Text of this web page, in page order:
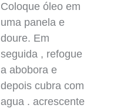
Coloque óleo em
uma panela e
doure. Em
seguida , refogue
a abobora e
depois cubra com
agua . acrescente